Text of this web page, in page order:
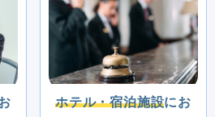
ホテル・宿泊施設にお